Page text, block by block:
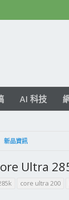
AI 科技
新品資訊
Ultra
core ultra 200